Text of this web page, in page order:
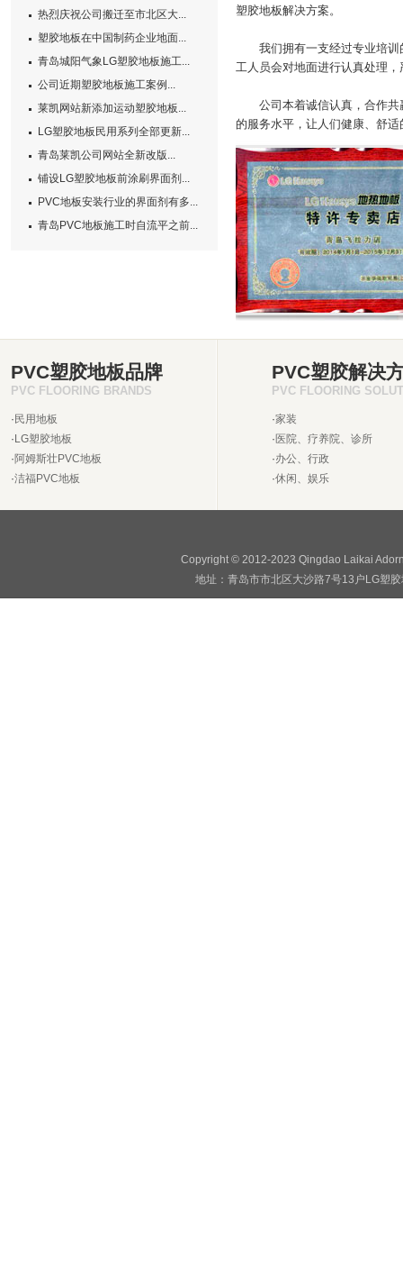
热烈庆祝公司搬迁至市北区大...
塑胶地板在中国制药企业地面...
青岛城阳气象LG塑胶地板施工...
公司近期塑胶地板施工案例...
莱凯网站新添加运动塑胶地板...
LG塑胶地板民用系列全部更新...
青岛莱凯公司网站全新改版...
铺设LG塑胶地板前涂刷界面剂...
PVC地板安装行业的界面剂有多...
青岛PVC地板施工时自流平之前...
塑胶地板解决方案。
我们拥有一支经过专业培训
工人员会对地面进行认真处理
公司本着诚信认真，合作共赢
的服务水平，让人们健康、舒
PVC塑胶地板品牌
PVC FLOORING BRANDS
· 民用地板
· LG塑胶地板
·阿姆斯壮PVC地板
·洁福PVC地板
PVC塑胶解决
PVC FLOORING
·家装
· 医院、疗养院、诊所
·办公、行政
·休闲、娱乐
Copyright © 2012-2023 Qingdao Laikai
地址：青岛市市北区大沙路7号13户LG